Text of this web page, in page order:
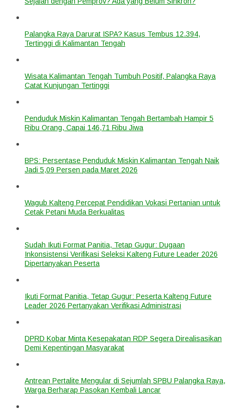
Palangka Raya Darurat ISPA? Kasus Tembus 12.394,
Tertinggi di Kalimantan Tengah
Wisata Kalimantan Tengah Tumbuh Positif, Palangka Raya
Catat Kunjungan Tertinggi
Penduduk Miskin Kalimantan Tengah Bertambah Hampir 5
Ribu Orang, Capai 146,71 Ribu Jiwa
BPS: Persentase Penduduk Miskin Kalimantan Tengah Naik
Jadi 5,09 Persen pada Maret 2026
Wagub Kalteng Percepat Pendidikan Vokasi Pertanian untuk
Cetak Petani Muda Berkualitas
Sudah Ikuti Format Panitia, Tetap Gugur: Dugaan
Inkonsistensi Verifikasi Seleksi Kalteng Future Leader 2026
Dipertanyakan Peserta
Ikuti Format Panitia, Tetap Gugur: Peserta Kalteng Future
Leader 2026 Pertanyakan Verifikasi Administrasi
DPRD Kobar Minta Kesepakatan RDP Segera Direalisasikan
Demi Kepentingan Masyarakat
Antrean Pertalite Mengular di Sejumlah SPBU Palangka Raya,
Warga Berharap Pasokan Kembali Lancar